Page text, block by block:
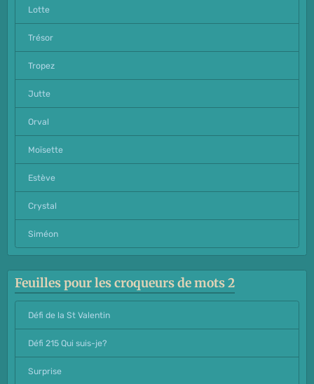
Lotte
Trésor
Tropez
Jutte
Orval
Moïsette
Estève
Crystal
Siméon
Feuilles pour les croqueurs de mots 2
Défi de la St Valentin
Défi 215 Qui suis-je?
Surprise